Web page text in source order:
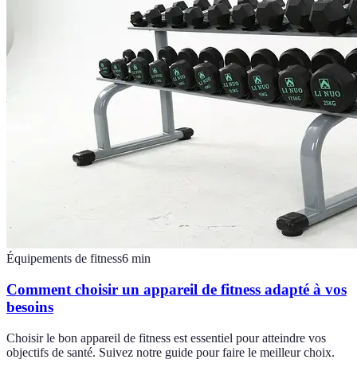
Équipements de fitness6 min
Comment choisir un appareil de fitness adapté à vos
besoins
Choisir le bon appareil de fitness est essentiel pour atteindre vos
objectifs de santé. Suivez notre guide pour faire le meilleur choix.